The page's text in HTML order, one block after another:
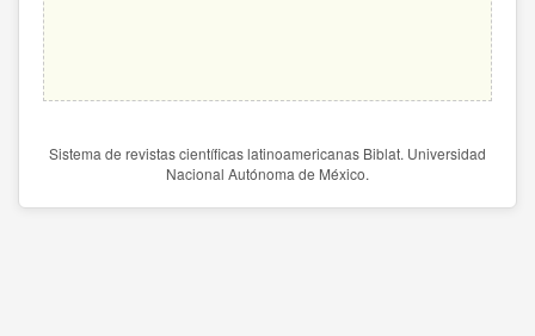
Sistema de revistas científicas latinoamericanas Biblat. Universidad
Nacional Autónoma de México.